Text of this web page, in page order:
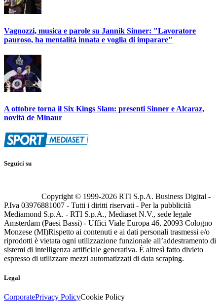
Vagnozzi, musica e parole su Jannik Sinner: "Lavoratore
pauroso, ha mentalità innata e voglia di imparare"
A ottobre torna il Six Kings Slam: presenti Sinner e Alcaraz,
novità de Minaur
Seguici su
Copyright © 1999-2026 RTI S.p.A. Business Digital -
P.Iva 03976881007 - Tutti i diritti riservati - Per la pubblicità
Mediamond S.p.A. - RTI S.p.A., Mediaset N.V., sede legale
Amsterdam (Paesi Bassi) - Uffici Viale Europa 46, 20093 Cologno
Monzese (MI)Rispetto ai contenuti e ai dati personali trasmessi e/o
riprodotti è vietata ogni utilizzazione funzionale all’addestramento di
sistemi di intelligenza artificiale generativa. È altresì fatto divieto
espresso di utilizzare mezzi automatizzati di data scraping.
Legal
CorporatePrivacy PolicyCookie Policy